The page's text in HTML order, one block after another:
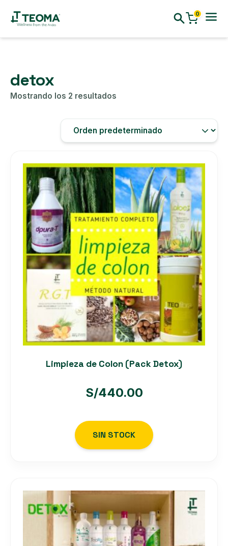
0
detox
Mostrando los 2 resultados
Limpieza de Colon (Pack Detox)
S/440.00
SIN STOCK